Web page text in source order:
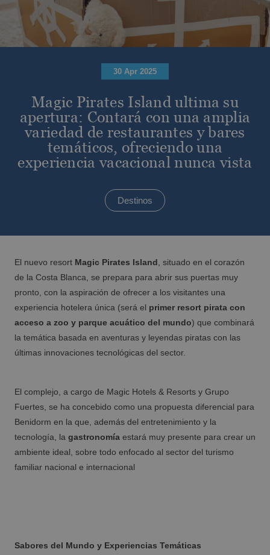
ALFAZ DEL PÍ
GANDÍA
FINESTRAT
Ven con tu mascota
Desde € imp. incl
Descuentos para familias numerosas
Vacaciones Magic, diversión sin límites
Magic World Sports & Events
Hoteles Magic y alojamientos Villas Gallery
con spa
Los mejores hoteles con ULTRA todo
incluido para tus vacaciones.
Escapadas en Magic World Resort
Escapadas en Benidorm y Gandía frente al
Mediterráneo
Escapada romántica
Vive el Eclipse Solar con Magic Hotel
Group
30 Apr 2025
Magic Pirates Island ultima su
apertura: Contará con una amplia
variedad de restaurantes y bares
temáticos, ofreciendo una
experiencia vacacional nunca vista
Destinos
El nuevo resort Magic Pirates Island , situado en el corazón
de la Costa Blanca, se prepara para abrir sus puertas muy
pronto, con la aspiración de ofrecer a los visitantes una
experiencia hotelera única (será el primer resort pirata con
acceso a zoo y parque acuático del mundo) que combinará
la temática basada en aventuras y leyendas piratas con las
últimas innovaciones tecnológicas del sector.
El complejo, a cargo de Magic Hotels & Resorts y Grupo
Fuertes, se ha concebido como una propuesta diferencial para
Benidorm en la que, además del entretenimiento y la
tecnología, la gastronomía estará muy presente para crear un
ambiente ideal, sobre todo enfocado al sector del turismo
familiar nacional e internacional
Sabores del Mundo y Experiencias Temáticas